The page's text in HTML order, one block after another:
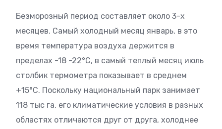
Безморозный период составляет около 3-х
месяцев. Самый холодный месяц январь, в это
время температура воздуха держится в
пределах -18 -22°С, в самый теплый месяц июль
столбик термометра показывает в среднем
+15°С. Поскольку национальный парк занимает
118 тыс га, его климатические условия в разных
областях отличаются друг от друга, холоднее